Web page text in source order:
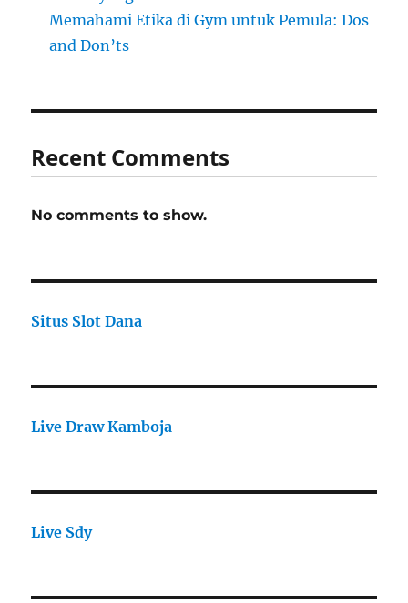
Memahami Etika di Gym untuk Pemula: Dos
and Don’ts
Recent Comments
No comments to show.
Situs Slot Dana
Live Draw Kamboja
Live Sdy